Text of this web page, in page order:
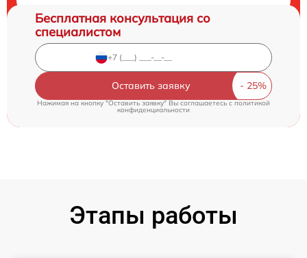
Бесплатная консультация со
специалистом
Оставить заявку
Нажимая на кнопку "Оставить заявку" Вы соглашаетесь cполитикой
конфиденциальности
Этапы работы